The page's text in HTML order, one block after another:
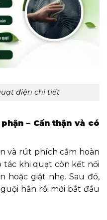
điện chi tiết
– Cẩn thận và có
và rút phích cắm hoàn
tác khi quạt còn kết nối
hoặc giật nhẹ. Sau đó,
hẳn rồi mới bắt đầu